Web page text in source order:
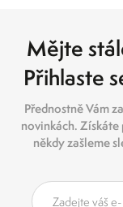
Mějte
Přihlaste
Přednostně Vám
novinkách.
někdy zašleme